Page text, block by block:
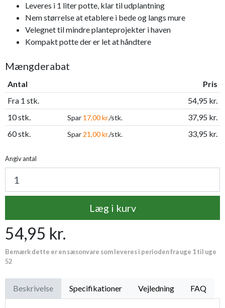
Leveres i 1 liter potte, klar til udplantning
Nem størrelse at etablere i bede og langs mure
Velegnet til mindre planteprojekter i haven
Kompakt potte der er let at håndtere
Mængderabat
Antal
Pris
Fra 1 stk.
54,95 kr.
10 stk.
Spar 17,00 kr./stk.
37,95 kr.
60 stk.
Spar 21,00 kr./stk. 33,95 kr.
Angiv antal
Læg i kurv
54,95 kr.
Bemærk dette er en sæsonvare som leveres i perioden fra uge 1 til uge
52
Beskrivelse Specifikationer Vejledning FAQ